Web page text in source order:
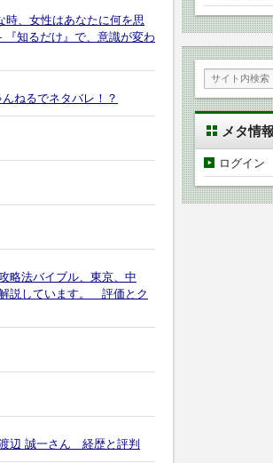
、女性はあなたに何を思
知るだけ』で、意識が変わ
ねるでネタバレ！？
略法バイブル、東京、中
説しています。 評価とク
辺 誠一さん 経歴と評判
メタ情報
ログイン